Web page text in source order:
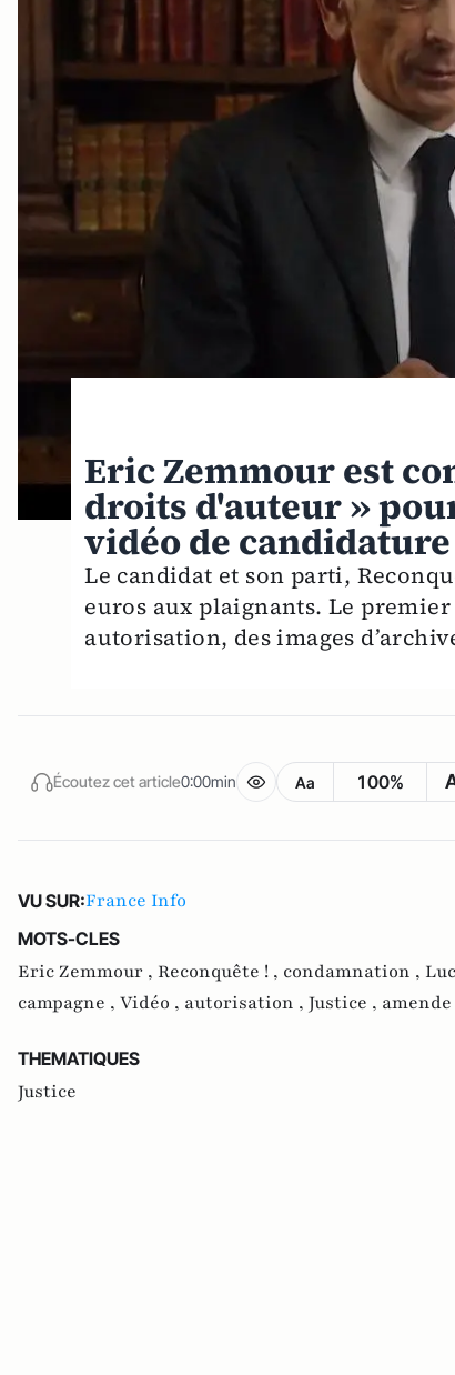
Eric Zemmour est
droits d'auteur »
vidéo de candidature
Le candidat et son parti,
euros aux plaignants. Le
autorisation, des images
Écoutez cet article0:00min Aa 100%
VU SUR:France Info
MOTS-CLES
Eric Zemmour , Reconquête ! , condamnation ,
campagne , Vidéo , autorisation , Justice , amende
THEMATIQUES
Justice